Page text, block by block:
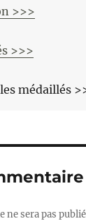
>>>
>>>
médaillés
ne sera pas